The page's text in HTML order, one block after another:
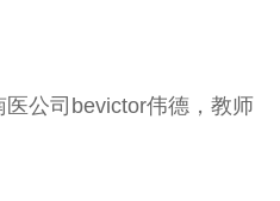
公司bevictor伟德，教师